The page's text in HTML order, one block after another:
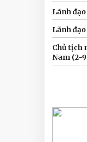
Lãnh
Lãnh
Chủ tịch
Nam (2-